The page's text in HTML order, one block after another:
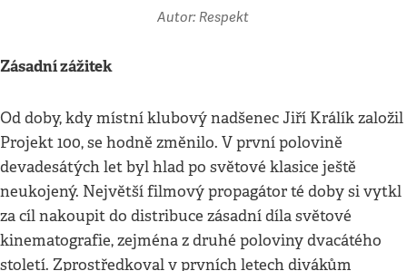
Autor: Respekt
Zásadní zážitek
Od doby, kdy místní klubový nadšenec Jiří Králík založil
Projekt 100, se hodně změnilo. V první polovině
devadesátých let byl hlad po světové klasice ještě
neukojený. Největší filmový propagátor té doby si vytkl
za cíl nakoupit do distribuce zásadní díla světové
kinematografie, zejména z druhé poloviny dvacátého
století. Zprostředkoval v prvních letech divákům